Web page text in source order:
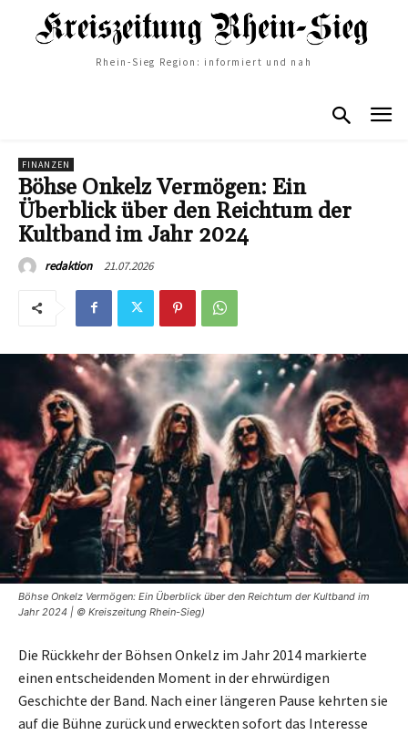
Rhein-Sieg Region: informiert und nah
FINANZEN
Böhse Onkelz Vermögen: Ein
Überblick über den Reichtum der
Kultband im Jahr 2024
redaktion 21.07.2026
Böhse Onkelz Vermögen: Ein Überblick über den Reichtum der Kultband im
Jahr 2024 | © Kreiszeitung Rhein-Sieg)
Die Rückkehr der Böhsen Onkelz im Jahr 2014 markierte
einen entscheidenden Moment in der ehrwürdigen
Geschichte der Band. Nach einer längeren Pause kehrten sie
auf die Bühne zurück und erweckten sofort das Interesse